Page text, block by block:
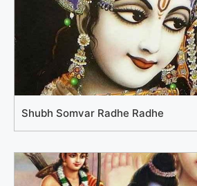
Shubh Somvar Radhe Radhe